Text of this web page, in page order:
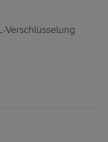
Verschlüsselung